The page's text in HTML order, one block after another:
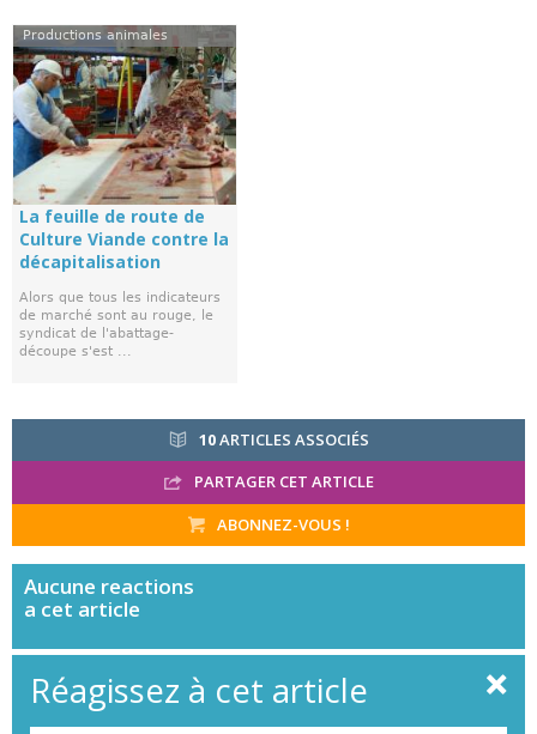
Productions animales
La feuille de route de
Culture Viande contre la
décapitalisation
Alors que tous les indicateurs
de marché sont au rouge, le
syndicat de l'abattage-
découpe s'est ...
10ARTICLES ASSOCIÉS
PARTAGER CET ARTICLE
ABONNEZ-VOUS !
Aucune reactions
a cet article
Réagissez à cet article